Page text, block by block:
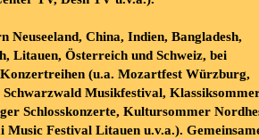
Neuseeland, China, Indien, Bangladesh,
Litauen, Österreich und Schweiz, bei
Konzertreihen (u.a. Mozartfest Würzburg,
Schwarzwald Musikfestival,
Schlosskonzerte, Kultursommer
Music Festival Litauen u.v.a.).